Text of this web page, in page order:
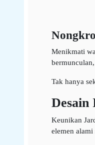
Menikmati
Tak hanya
Desain
Keunikan
elemen alami